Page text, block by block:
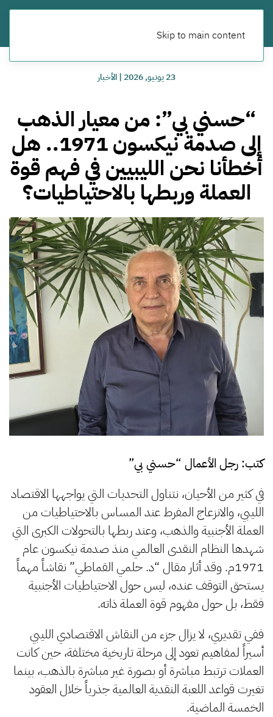
Skip to main content
23 يونيو, 2026 |الأخبار
“حسني بي”: من معيار الذهب
إلى صدمة نيكسون 1971.. هل
أخطأنا نحن الليبيين في فهم قوة
العملة وربطها بالاحتياطيات؟
كتب: رجل الأعمال “حسني بي”
في كثير من الأحيان، نتناول التحديات التي يواجهها الاقتصاد
الليبي، والانزعاج المفرط عند المساس بالاحتياطيات من
العملة الأجنبية والذهب، وعند ربطها بالتحولات الكبرى التي
شهدها النظام النقدى العالمي منذ صدمة نيكسون عام
1971م. وقد أثار مقال “د. حلمي القماطي” نقاشاً مهماً
يستحق التوقف عنده، ليس حول الاحتياطيات الأجنبية
فقط، بل حول مفهوم قوة العملة ذاته.
ففي تقديري، لا يزال جزء من النقاش الاقتصادي الليبي
أسيراً لمفاهيم تعود إلى مرحلة تاريخية مختلفة، حين كانت
العملات ترتبط مباشرة أو بصورة غير مباشرة بالذهب، بينما
تغيرت قواعد اللعبة النقدية العالمية جذرياً خلال العقود
الخمسة الماضية.